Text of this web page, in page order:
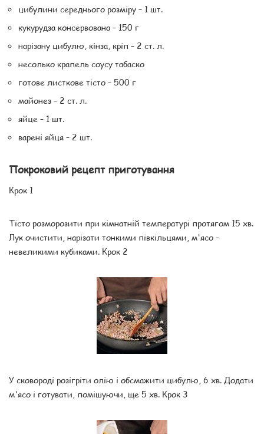
цибулини середнього розміру – 1 шт.
кукурудза консервована – 150 г
нарізану цибулю, кінза, кріп – 2 ст. л.
несолько крапель соусу табаско
готове листкове тісто – 500 г
майонез – 2 ст. л.
яйце – 1 шт.
варені яйця – 2 шт.
Покроковий рецепт приготування
Крок 1
Тісто розморозити при кімнатній температурі протягом 15 хв.
Лук очистити, нарізати тонкими півкільцями, м'ясо –
невеликими кубиками. Крок 2
У сковороді розігріти олію і обсмажити цибулю, 6 хв. Додати
м'ясо і готувати, помішуючи, ще 5 хв. Крок 3